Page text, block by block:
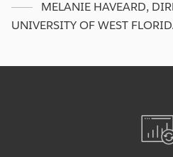
MELANIE HAVEARD,
UNIVERSITY OF WEST